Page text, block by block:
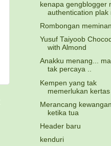
kenapa gengblogger
authentication plak
Rombongan
Yusuf Taiyoob
with Almond
Anakku menang...
tak percaya ..
Kempen yang tak
memerlukan kertas
Merancang kewangan
ketika tua
Header baru
kenduri